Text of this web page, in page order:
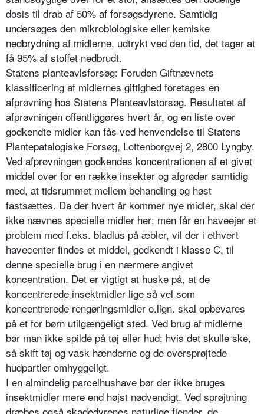
dosis til drab af 50% af forsøgsdyrene. Samtidig
undersøges den mikrobiologiske eller kemiske
nedbrydning af midlerne, udtrykt ved den tid, det tager at
få 95% af stoffet nedbrudt.
Statens planteavlsforsøg: Foruden Giftnævnets
klassificering af midlernes giftighed foretages en
afprøvning hos Statens Planteavlstorsøg. Resultatet af
afprøvningen offentliggøres hvert år, og en liste over
godkendte midler kan fås ved henvendelse til Statens
Plante­patalogiske Forsøg, Lottenborgvej 2, 2800 Lyngby.
Ved afprøvningen god­kendes koncentrationen af et givet
middel over for en række insekter og afgrøder samtidig
med, at tidsrummet mellem behandling og høst
fastsættes. Da der hvert år kommer nye midler, skal der
ikke nævnes specielle midler her; men får en haveejer et
problem med f.eks. bladlus på æbler, vil der i ethvert
havecenter findes et middel, godkendt i klasse C, til
denne specielle brug i en nærmere angivet
koncentration. Det er vigtigt at huske på, at de
koncentrerede insektmidler lige så vel som
koncentrerede rengøringsmidler o.lign. skal opbevares
på et for børn utilgængeligt sted. Ved brug af midler­ne
bør man ikke spilde på tøj eller hud; hvis det skulle ske,
så skift tøj og vask hænderne og de oversprøjtede
hudpar­tier omhyggeligt.
I en almindelig parcelhushave bør der ikke bruges
insektmidler mere end højst nødvendigt. Ved sprøjtning